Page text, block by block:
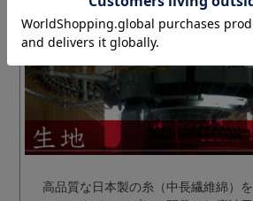
高品質な日本製の糸（中長繊維綿）